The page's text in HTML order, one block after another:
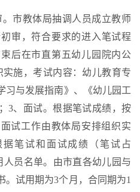
。市教体局抽调人员成立教师
审，符合要求的进入笔试程
后在市直第五幼儿园院内公
施，考试内容：幼儿教育专
与发展指南》、《幼儿园工
3、面试。根据笔试成绩，按
试工作由教体局安排组织实
笔试和面试成绩（笔试占
人员名单。由市直各幼儿园与
。试用期为3个月，合同期为1